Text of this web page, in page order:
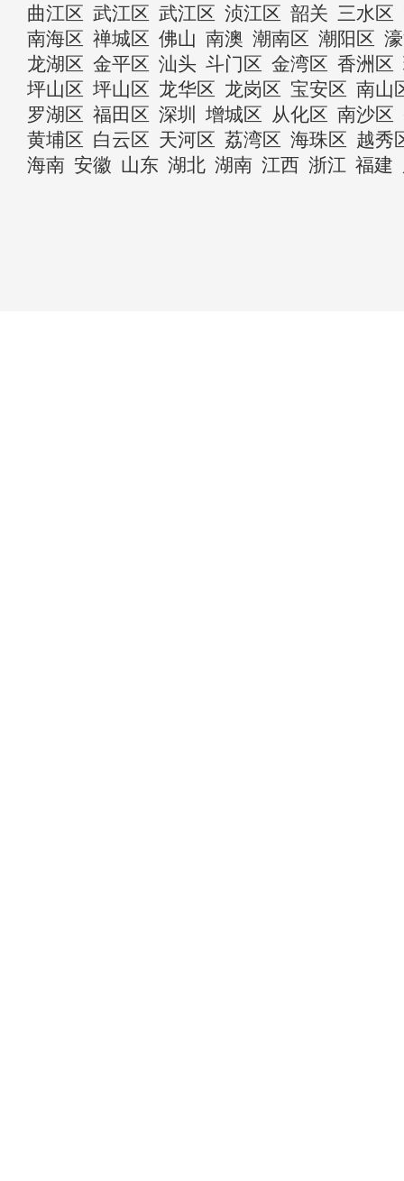
曲江区 武江区 武江区 浈江区 韶关 三水区
南海区 禅城区 佛山 南澳 潮南区 潮阳区
龙湖区 金平区 汕头 斗门区 金湾区 香洲区
坪山区 坪山区 龙华区 龙岗区 宝安区 南山
罗湖区 福田区 深圳 增城区 从化区 南沙区
黄埔区 白云区 天河区 荔湾区 海珠区 越秀
海南 安徽 山东 湖北 湖南 江西 浙江 福建